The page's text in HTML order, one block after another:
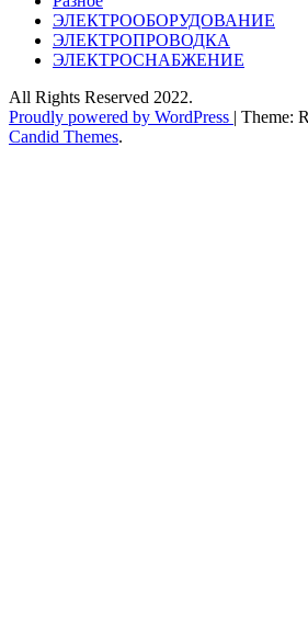
ЭЛЕКТРООБОРУДОВАНИЕ
ЭЛЕКТРОПРОВОДКА
ЭЛЕКТРОСНАБЖЕНИЕ
All Rights Reserved 2022.
Proudly powered by WordPress | Theme:
Candid Themes.